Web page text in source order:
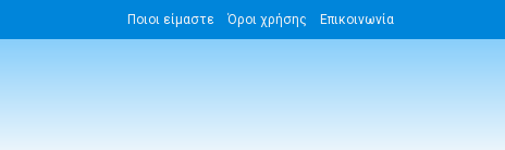
Ποιοι είμαστε Όροι χρήσης Επικοινωνία